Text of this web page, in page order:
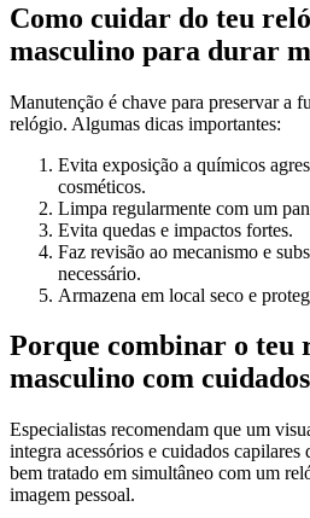
Como cuidar do teu
masculino para durar
Manutenção é chave para preservar a
relógio. Algumas dicas importantes:
Evita exposição a químicos
cosméticos.
Limpa regularmente com um
Evita quedas e impactos fortes.
Faz revisão ao mecanismo e
necessário.
Armazena em local seco e
Porque combinar o teu
masculino com
Especialistas recomendam que um
integra acessórios e cuidados
bem tratado em simultâneo com um
imagem pessoal.